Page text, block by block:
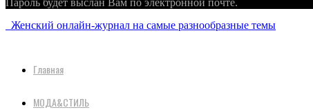
Пароль будет выслан Вам по электронной почте.
Женский онлайн-журнал на самые разнообразные темы
Главная
МОДА&СТИЛЬ